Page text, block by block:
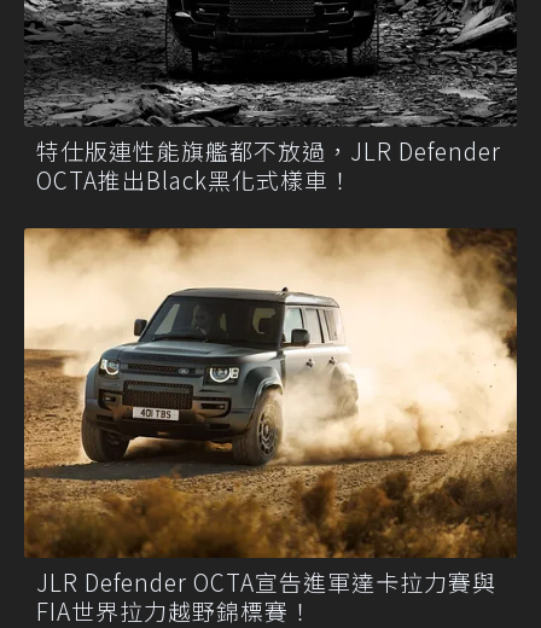
特仕版連性能旗艦都不放過，JLR Defender
OCTA推出Black黑化式樣車！
JLR Defender OCTA宣告進軍達卡拉力賽與
FIA世界拉力越野錦標賽！